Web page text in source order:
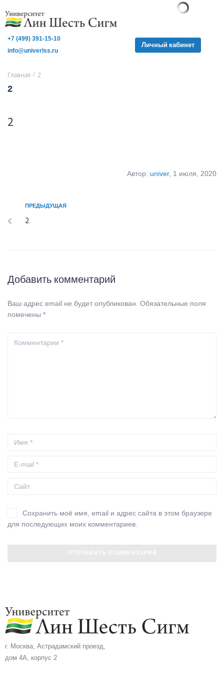
+7 (499) 391-15-10
info@univerlss.ru
Личный кабинет
2
Главная / 2
2
Автор: univer, 1 июля, 2020
ПРЕДЫДУЩАЯ
2
Добавить комментарий
Ваш адрес email не будет опубликован. Обязательные поля
помечены *
Сохранить моё имя, email и адрес сайта в этом браузере
для последующих моих комментариев.
г. Москва, Астрадамский проезд,
дом 4А, корпус 2